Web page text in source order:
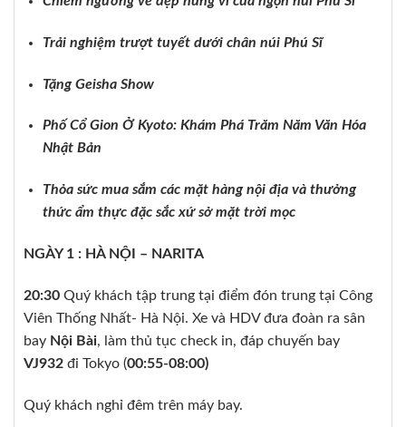
Trải nghiệm trượt tuyếtdưới chân núi Phú Sĩ
Tặng Geisha Show
Phố Cổ Gion Ở Kyoto: Khám Phá Trăm Năm Văn Hóa
Nhật Bản
Thỏa sức mua sắm các mặt hàng nội địa và thưởng
thức ẩm thực đặc sắc xứ sở mặt trời mọc
NGÀY 1 : HÀ NỘI – NARITA
20:30 Quý khách tập trung tại điểm đón trung tại Công
Viên Thống Nhất- Hà Nội. Xe và HDV đưa đoàn ra sân
bay Nội Bài, làm thủ tục check in, đáp chuyến bay
VJ932 đi Tokyo (00:55-08:00)
Quý khách nghỉ đêm trên máy bay.